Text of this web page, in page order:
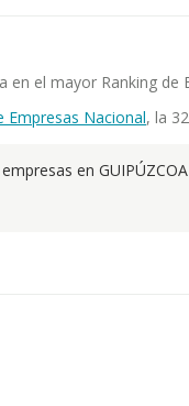
el mayor Ranking de
Empresas Nacional, la
en GUIPÚZCOA